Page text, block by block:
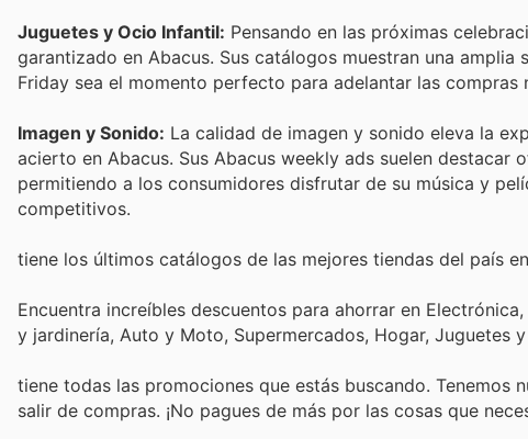
Juguetes y Ocio Infantil: Pensando en las próximas
garantizado en Abacus. Sus catálogos muestran una
Friday sea el momento perfecto para adelantar las
Imagen y Sonido: La calidad de imagen y sonido eleva la
acierto en Abacus. Sus Abacus weekly ads suelen destacar
permitiendo a los consumidores disfrutar de su música y
competitivos.
tiene los últimos catálogos de las mejores tiendas del país
Encuentra increíbles descuentos para ahorrar en
y jardinería, Auto y Moto, Supermercados, Hogar, Juguetes
tiene todas las promociones que estás buscando.
salir de compras. ¡No pagues de más por las cosas que